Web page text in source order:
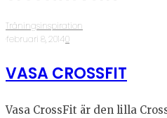
Träningsinspiration
·februari 8, 2014·0
VASA CROSSFIT
Vasa CrossFit är den lilla